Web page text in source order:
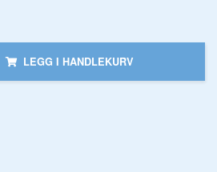
LEGG I HANDLEKURV